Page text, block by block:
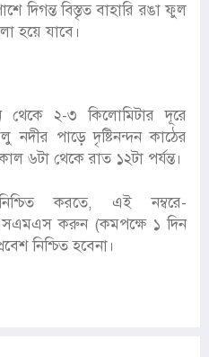
দিগন্ত বিস্তৃত বাহারি রঙা ফুল
হয়ে যাবে।
থেকে ২-৩ কিলোমিটার দূরে
নদীর পাড়ে দৃষ্টিনন্দন কাঠের
৬টা থেকে রাত ১২টা পর্যন্ত।
করতে, এই নম্বরে-
করুন (কমপক্ষে ১ দিন
নিশ্চিত হবেনা।